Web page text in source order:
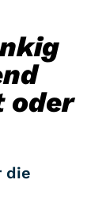
oder
die